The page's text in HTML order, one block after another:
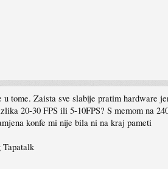
tome. Zaista sve slabije pratim hardware
20-30 FPS ili 5-10FPS? S memom na
konfe mi nije bila ni na kraj pameti